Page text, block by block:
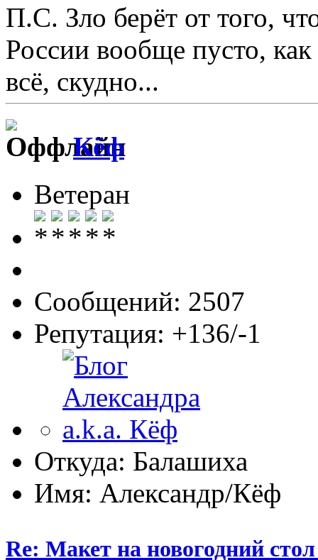
П.С. Зло берёт от того,
России вообще пусто,
всё, скудно...
Кёф
Ветеран
Сообщений: 2507
Репутация: +136/-1
Откуда: Балашиха
Имя: Александр/Кёф
Re: Макет на новогодний